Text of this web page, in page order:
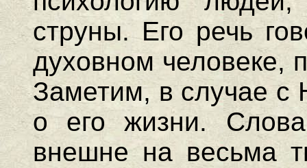
струны. Его речь
духовном человеке,
Заметим, в случае с
о его жизни. Слова
внешне на весьма